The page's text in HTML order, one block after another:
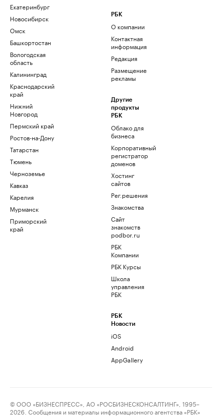
Екатеринбург
Новосибирск
Омск
Башкортостан
Вологодская
область
Калининград
Краснодарский
край
Нижний
Новгород
Пермский край
Ростов-на-Дону
Татарстан
Тюмень
Черноземье
Кавказ
Карелия
Мурманск
Приморский
край
РБК
О компании
Контактная
информация
Редакция
Размещение
рекламы
Другие
продукты
РБК
Облако для
бизнеса
Корпоративный
регистратор
доменов
Хостинг
сайтов
Рег.решения
Знакомства
Сайт
знакомств
podbor.ru
РБК
Компании
РБК Курсы
Школа
управления
РБК
РБК
Новости
iOS
Android
AppGallery
© ООО «БИЗНЕСПРЕСС», АО «РОСБИЗНЕСКОНСАЛТИНГ», 1995–
2026. Сообщения и материалы информационного агентства «РБК»